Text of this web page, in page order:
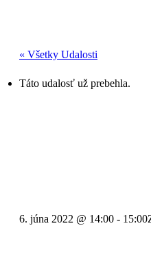
« Všetky Udalosti
Táto udalosť už prebehla.
6. júna 2022 @ 14:00 - 15:00